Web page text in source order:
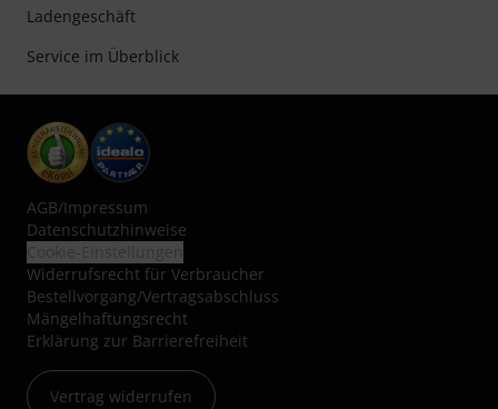
Ladengeschäft
Service im Überblick
AGB/Impressum
Datenschutzhinweise
Widerrufsrecht für Verbraucher
Bestellvorgang/Vertragsabschluss
Mängelhaftungsrecht
Erklärung zur Barrierefreiheit
Vertrag widerrufen